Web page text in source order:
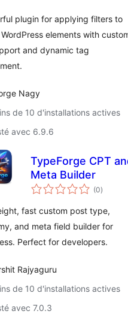
plugin for applying filters to
elements with
and dynamic tag
Nagy
de 10 d'installations actives
avec 6.9.6
TypeForge CPT
Meta Builder
(0notes
en
)
fast custom post type,
and meta field builder for
Perfect for developers.
Rajyaguru
de 10 d'installations actives
avec 7.0.3